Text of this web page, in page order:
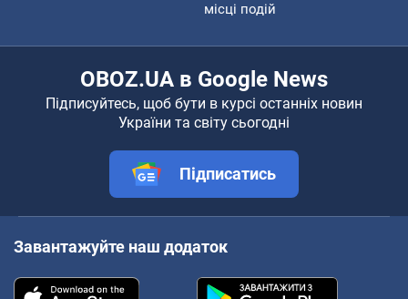
місці подій
OBOZ.UA в Google News
Підписуйтесь, щоб бути в курсі останніх новин
України та світу сьогодні
Підписатись
Завантажуйте наш додаток